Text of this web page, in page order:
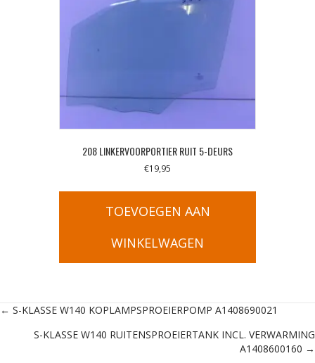
208 LINKERVOORPORTIER RUIT 5-DEURS
€19,95
TOEVOEGEN AAN
WINKELWAGEN
Posts
navigation
← S-KLASSE W140 KOPLAMPSPROEIERPOMP A1408690021
S-KLASSE W140 RUITENSPROEIERTANK INCL. VERWARMING
A1408600160 →